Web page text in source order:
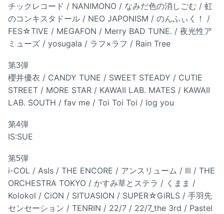
チックレコード / NANIMONO / なみだ色の消しごむ / 虹
のコンキスタドール / NEO JAPONISM / のんふぃく！ /
FES☆TIVE / MEGAFON / Merry BAD TUNE. / 夜光性ア
ミューズ / yosugala / ラフ×ラフ / Rain Tree
第3弾
櫻井優衣 / CANDY TUNE / SWEET STEADY / CUTIE
STREET / MORE STAR / KAWAII LAB. MATES / KAWAII
LAB. SOUTH / fav me / Toi Toi Toi / log you
第4弾
IS:SUE
第5弾
i-COL / AsIs / THE ENCORE / アンスリューム / Ill / THE
ORCHESTRA TOKYO / かすみ草とステラ / くまま /
Kolokol / CiON / SITUASION / SUPER☆GiRLS / 手羽先
センセーション / TENRIN / 22/7 / 22/7_the 3rd / Pastel